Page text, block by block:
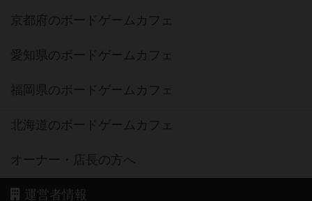
京都府のボードゲームカフェ
愛知県のボードゲームカフェ
福岡県のボードゲームカフェ
北海道のボードゲームカフェ
オーナー・店長の方へ
運営者情報